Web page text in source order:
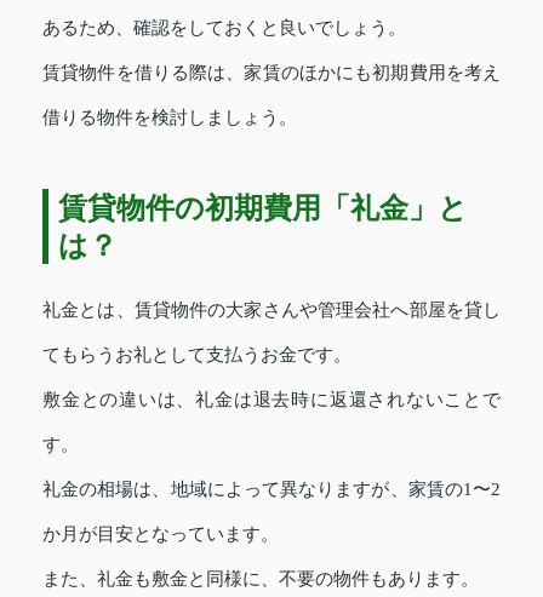
あるため、確認をしておくと良いでしょう。
賃貸物件を借りる際は、家賃のほかにも初期費用を考え
借りる物件を検討しましょう。
賃貸物件の初期費用「礼金」と
は？
礼金とは、賃貸物件の大家さんや管理会社へ部屋を貸し
てもらうお礼として支払うお金です。
敷金との違いは、礼金は退去時に返還されないことで
す。
礼金の相場は、地域によって異なりますが、家賃の1〜2
か月が目安となっています。
また、礼金も敷金と同様に、不要の物件もあります。